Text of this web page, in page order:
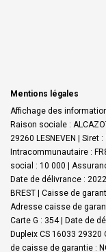
Mentions légales
Affichage des
Raison sociale :
29260 LESNEVEN | Siret
Intracommunautaire :
social : 10 000 |
Date de délivrance :
BREST | Caisse de
Adresse caisse de
Carte G : 354 | Date de
Dupleix CS 16033 29320
de caisse de garantie :